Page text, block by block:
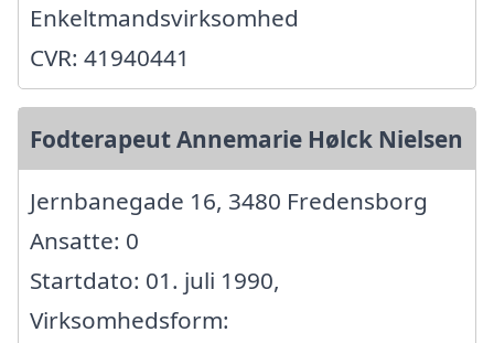
Enkeltmandsvirksomhed
CVR: 41940441
Fodterapeut Annemarie Hølck Nielsen
Jernbanegade 16, 3480 Fredensborg
Ansatte: 0
Startdato: 01. juli 1990,
Virksomhedsform: